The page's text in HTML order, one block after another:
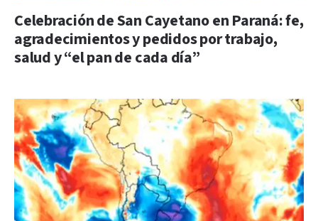
Celebración de San Cayetano en Paraná: fe,
agradecimientos y pedidos por trabajo,
salud y “el pan de cada día”